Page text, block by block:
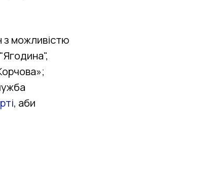
з можливістю
, аби